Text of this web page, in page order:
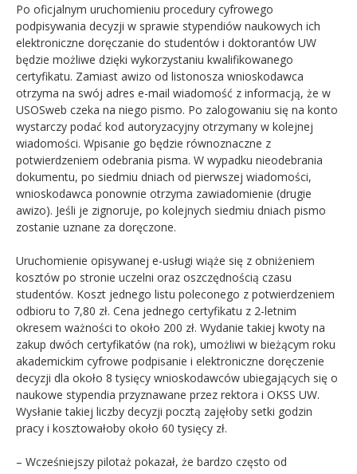
Po oficjalnym uruchomieniu procedury cyfrowego
podpisywania decyzji w sprawie stypendiów naukowych ich
elektroniczne doręczanie do studentów i doktorantów UW
będzie możliwe dzięki wykorzystaniu kwalifikowanego
certyfikatu. Zamiast awizo od listonosza wnioskodawca
otrzyma na swój adres e-mail wiadomość z informacją, że w
USOSweb czeka na niego pismo. Po zalogowaniu się na konto
wystarczy podać kod autoryzacyjny otrzymany w kolejnej
wiadomości. Wpisanie go będzie równoznaczne z
potwierdzeniem odebrania pisma. W wypadku nieodebrania
dokumentu, po siedmiu dniach od pierwszej wiadomości,
wnioskodawca ponownie otrzyma zawiadomienie (drugie
awizo). Jeśli je zignoruje, po kolejnych siedmiu dniach pismo
zostanie uznane za doręczone.
Uruchomienie opisywanej e-usługi wiąże się z obniżeniem
kosztów po stronie uczelni oraz oszczędnością czasu
studentów. Koszt jednego listu poleconego z potwierdzeniem
odbioru to 7,80 zł. Cena jednego certyfikatu z 2-letnim
okresem ważności to około 200 zł. Wydanie takiej kwoty na
zakup dwóch certyfikatów (na rok), umożliwi w bieżącym roku
akademickim cyfrowe podpisanie i elektroniczne doręczenie
decyzji dla około 8 tysięcy wnioskodawców ubiegających się o
naukowe stypendia przyznawane przez rektora i OKSS UW.
Wysłanie takiej liczby decyzji pocztą zajęłoby setki godzin
pracy i kosztowałoby około 60 tysięcy zł.
– Wcześniejszy pilotaż pokazał, że bardzo często od